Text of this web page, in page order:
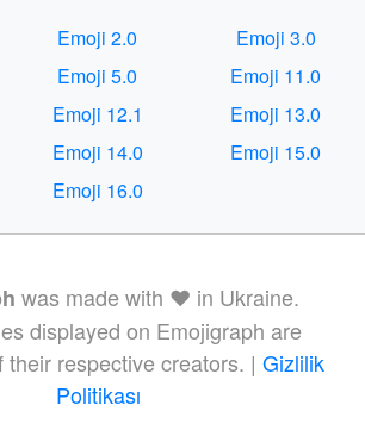
Emoji 2.0
Emoji 3.0
Emoji 5.0
Emoji 11.0
Emoji 12.1
Emoji 13.0
Emoji 14.0
Emoji 15.0
Emoji 16.0
was made with ❤️ in Ukraine.
displayed on Emojigraph are
respective creators. | Gizlilik
Politikası